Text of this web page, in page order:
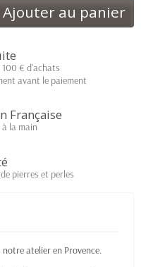
Ajouter au panier
€ d'achats
avant le paiement
Française
la main
pierres et perles
atelier en Provence.